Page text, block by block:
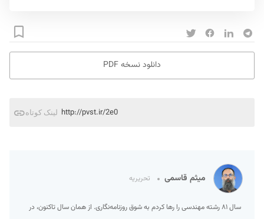
دانلود نسخه PDF
لینک کوتاه http://pvst.ir/2e0
میثم قاسمی تحریریه
سال ۸۱ رشته مهندسی را رها کردم به شوق روزنامه‌نگاری. از همان سال تاکنون، در